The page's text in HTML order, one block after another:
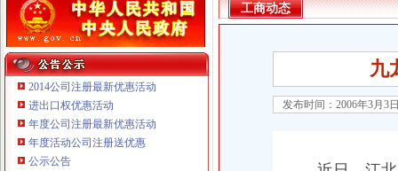
本站导航
2014公司注册最新优惠活动
进出口权优惠活动
年度公司注册最新优惠活动
年度活动公司注册送优惠
公示公告
重庆铭博投资咨询有限公司
重庆戴盛贷款咨询有限公司
重庆伟尚科技发展有限公司 渝高100万 （工商注册）
工商动态
九
发布时间：2006年3月3